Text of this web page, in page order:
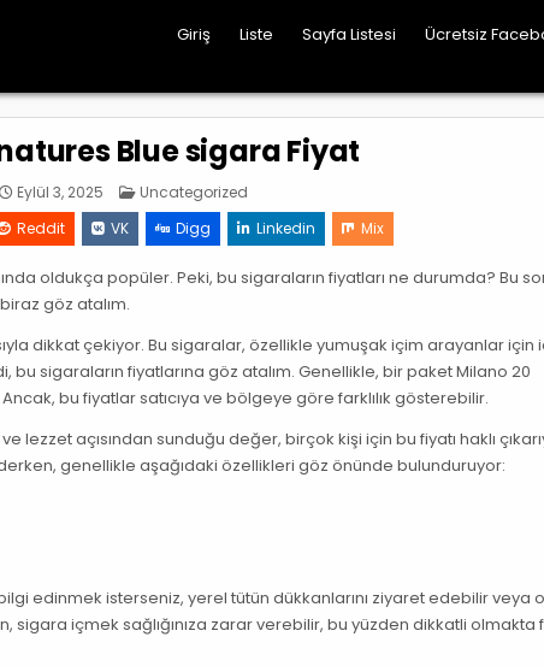
Giriş Liste Sayfa Listesi Ücretsiz
Blue sigara Fiyat
Eylül 3, 2025 Posted
Uncategorized
Reddit VK Digg Linkedin Mix
oldukça popüler. Peki, bu sigaraların fiyatları ne durumda? Bu
göz atalım.
dikkat çekiyor. Bu sigaralar, özellikle yumuşak içim arayanlar için
bu sigaraların fiyatlarına göz atalım. Genellikle, bir paket Milano 20
bu fiyatlar satıcıya ve bölgeye göre farklılık gösterebilir.
lezzet açısından sunduğu değer, birçok kişi için bu fiyatı haklı
genellikle aşağıdaki özellikleri göz önünde bulunduruyor:
edinmek isterseniz, yerel tütün dükkanlarını ziyaret edebilir veya
sigara içmek sağlığınıza zarar verebilir, bu yüzden dikkatli olmakta